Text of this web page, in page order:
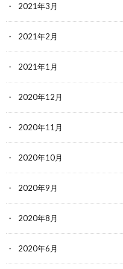
2021年3月
2021年2月
2021年1月
2020年12月
2020年11月
2020年10月
2020年9月
2020年8月
2020年6月